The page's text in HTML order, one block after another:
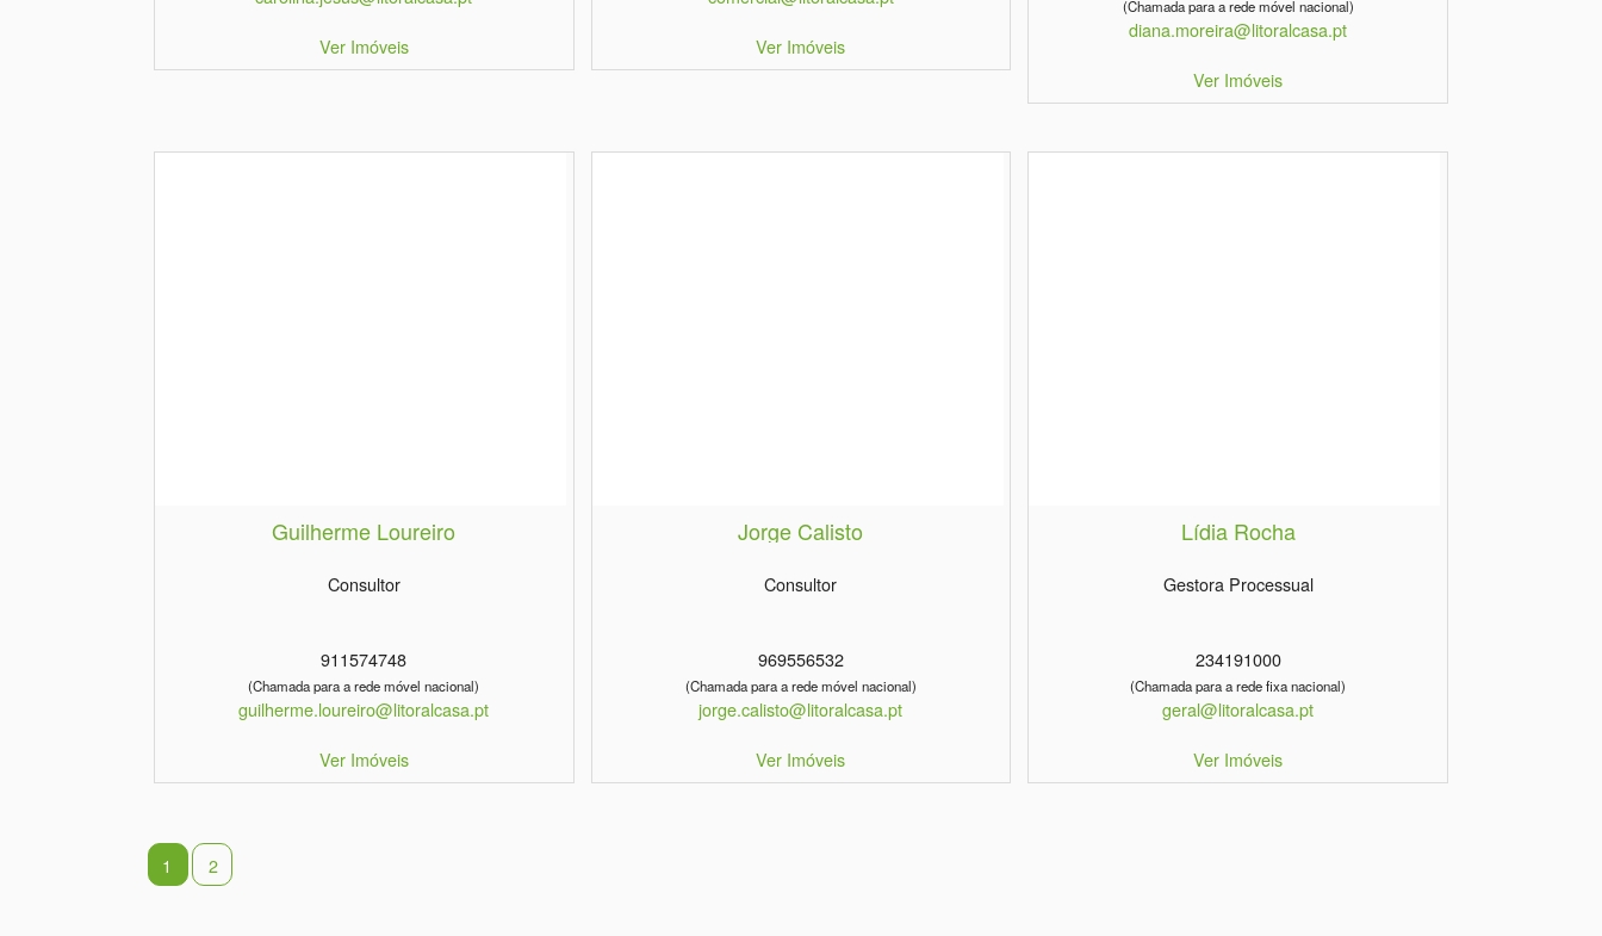
Ver Imóveis
Ver Imóveis
(Chamada para a rede móvel nacional)
diana.moreira@litoralcasa.pt
Ver Imóveis
Guilherme Loureiro
Consultor
911574748
(Chamada para a rede móvel nacional)
guilherme.loureiro@litoralcasa.pt
Ver Imóveis
Jorge Calisto
Consultor
969556532
(Chamada para a rede móvel nacional)
jorge.calisto@litoralcasa.pt
Ver Imóveis
Lídia Rocha
Gestora Processual
234191000
(Chamada para a rede fixa nacional)
geral@litoralcasa.pt
Ver Imóveis
1 2